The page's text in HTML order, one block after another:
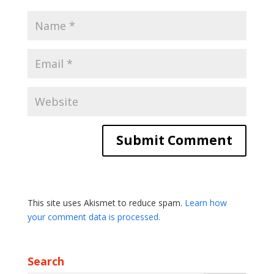
This site uses Akismet to reduce spam. Learn how
your comment data is processed.
Search